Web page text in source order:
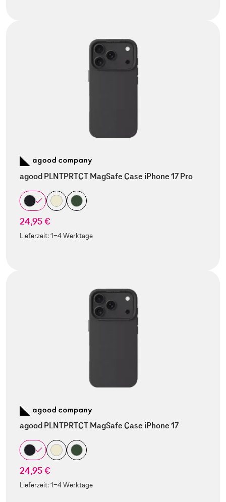
agood PLNTPRTCT MagSafe Case iPhone 17 Pro
24,95 €
Lieferzeit:1-4 Werktage
agood PLNTPRTCT MagSafe Case iPhone 17
24,95 €
Lieferzeit:1-4 Werktage